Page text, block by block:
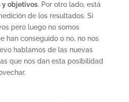
y objetivos. Por otro lado, está
de los resultados. Si
pero luego no somos
han conseguido o no, no nos
hablamos de las nuevas
que nos dan esta posibilidad